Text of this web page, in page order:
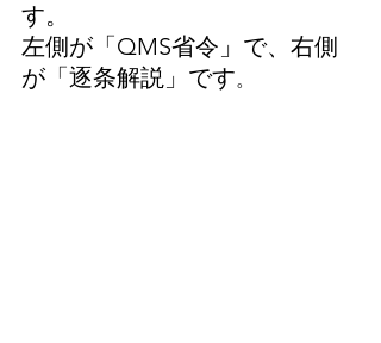
す。
左側が「QMS省令」で、右側
が「逐条解説」です。